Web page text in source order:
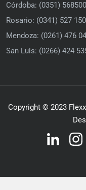
Córdoba: (0351)
Rosario: (0341) 527
Mendoza: (0261) 476
San Luis: (0266) 424
Copyright © 2023